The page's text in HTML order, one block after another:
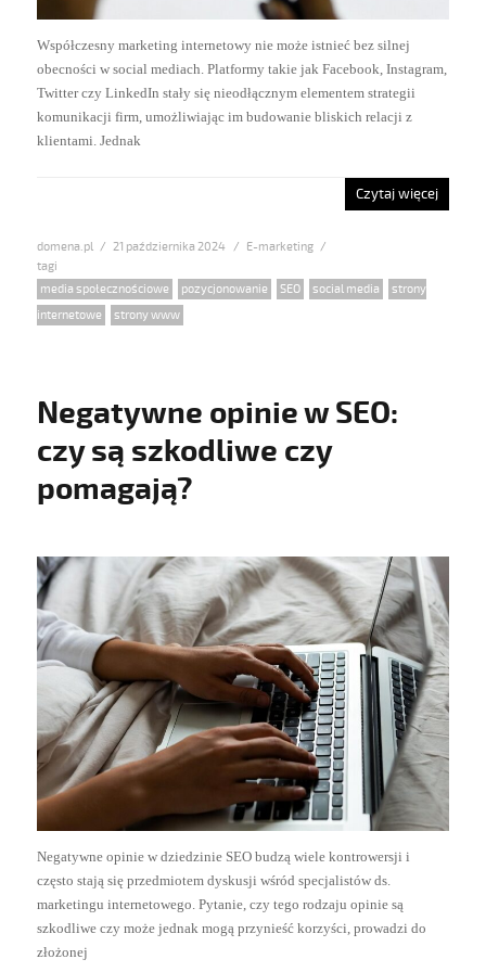
Współczesny marketing internetowy nie może istnieć bez silnej
obecności w social mediach. Platformy takie jak Facebook, Instagram,
Twitter czy LinkedIn stały się nieodłącznym elementem strategii
komunikacji firm, umożliwiając im budowanie bliskich relacji z
klientami. Jednak
Czytaj więcej
domena.pl
Posted
21 października 2024 Categories
E-marketing
Tags
media społecznościowe pozycjonowanie SEO social media
strony
internetowe
strony www
Negatywne opinie w SEO:
czy są szkodliwe czy
pomagają?
Negatywne opinie w dziedzinie SEO budzą wiele kontrowersji i
często stają się przedmiotem dyskusji wśród specjalistów ds.
marketingu internetowego. Pytanie, czy tego rodzaju opinie są
szkodliwe czy może jednak mogą przynieść korzyści, prowadzi do
złożonej